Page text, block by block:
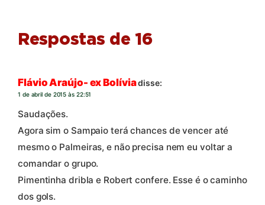
Respostas de 16
Flávio Araújo- ex Bolíviadisse:
1 de abril de 2015 às 22:51
Saudações.
Agora sim o Sampaio terá chances de vencer até
mesmo o Palmeiras, e não precisa nem eu voltar a
comandar o grupo.
Pimentinha dribla e Robert confere. Esse é o caminho
dos gols.